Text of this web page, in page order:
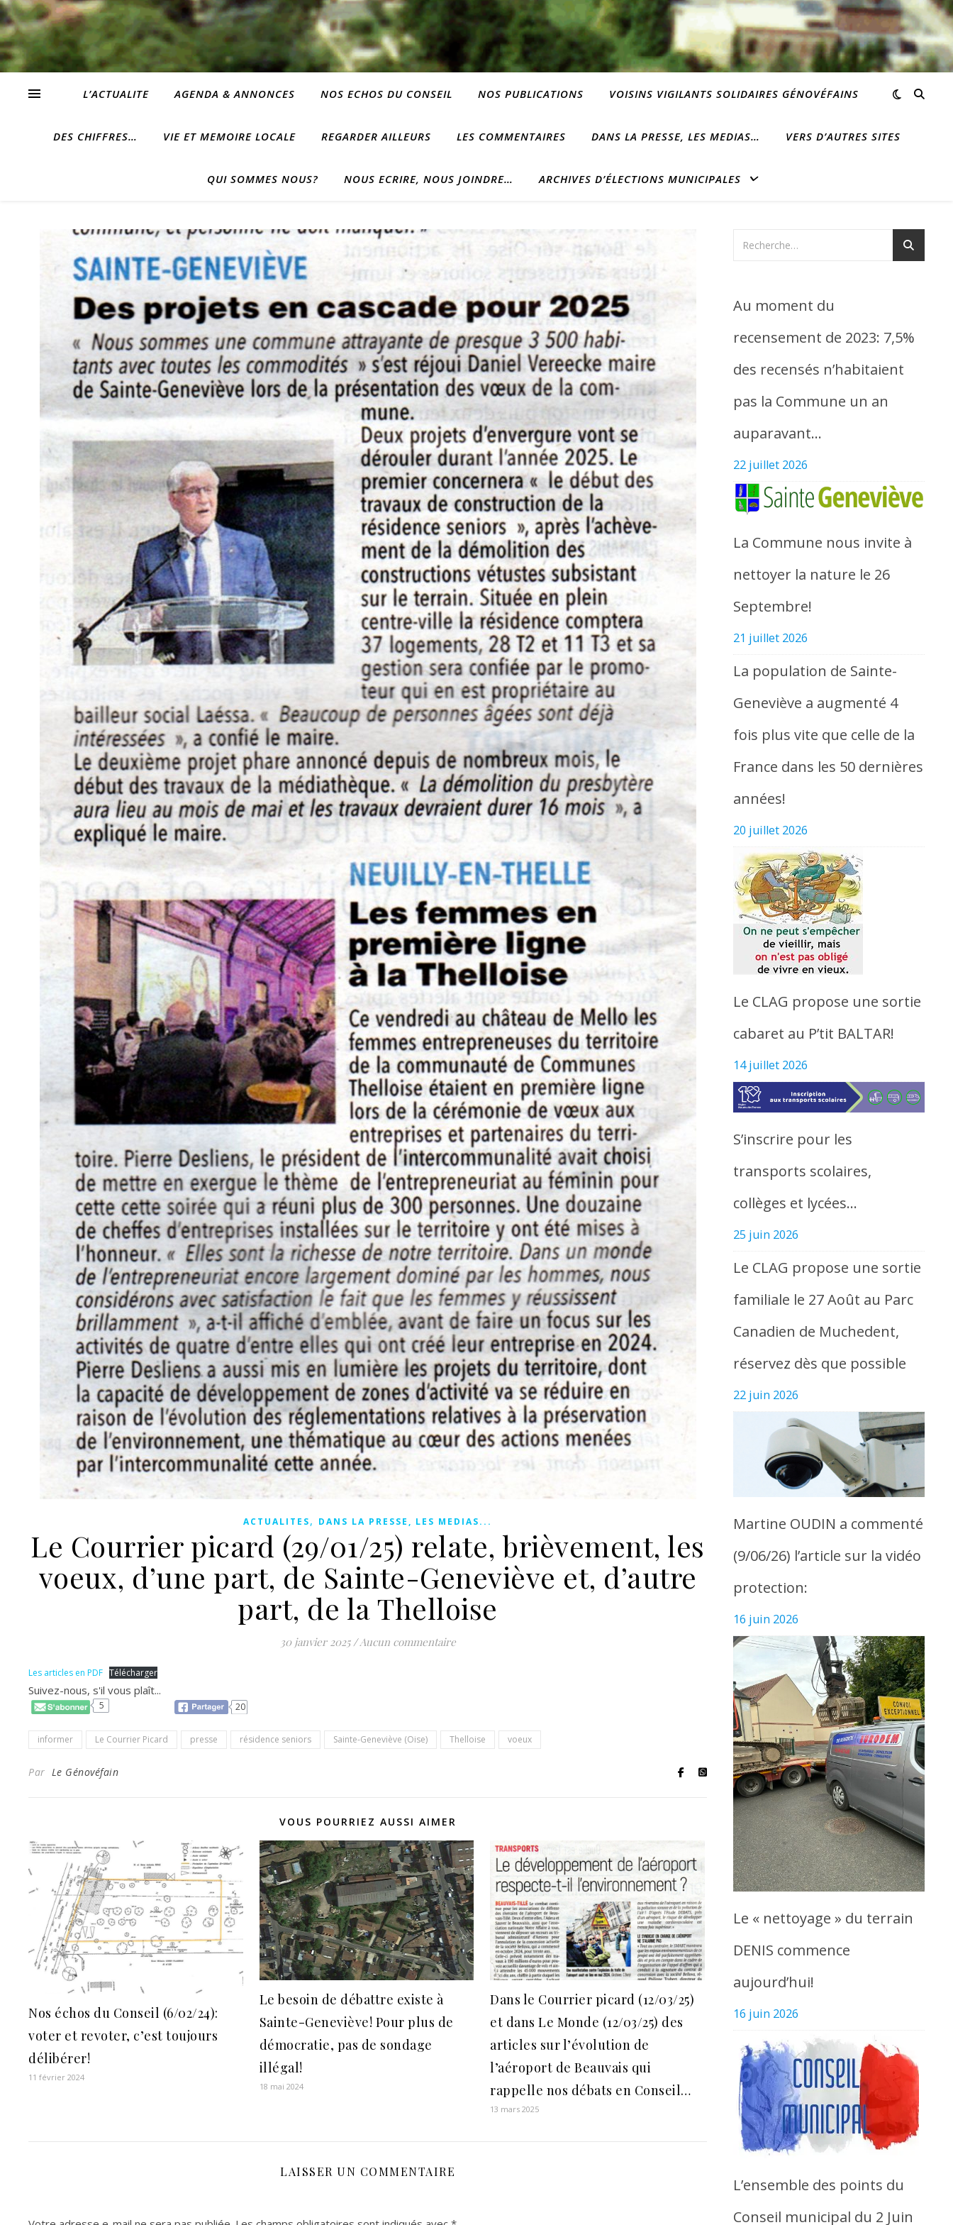
L’ACTUALITE AGENDA & ANNONCES NOS ECHOS DU CONSEIL NOS PUBLICATIONS VOISINS VIGILANTS SOLIDAIRES GÉNOVÉFAINS
DES CHIFFRES… VIE ET MEMOIRE LOCALE REGARDER AILLEURS LES COMMENTAIRES DANS LA PRESSE, LES MEDIAS… VERS D’AUTRES SITES
QUI SOMMES NOUS? NOUS ECRIRE, NOUS JOINDRE… ARCHIVES D’ÉLECTIONS MUNICIPALES
ACTUALITES, DANS LA PRESSE, LES MEDIAS...
Le Courrier picard (29/01/25) relate, brièvement, les
voeux, d’une part, de Sainte-Geneviève et, d’autre
part, de la Thelloise
30 janvier 2025 /Aucun commentaire
Les articles en PDF Télécharger
Suivez-nous, s'il vous plaît...
5 20
informer Le Courrier Picard presse résidence seniors Sainte-Geneviève (Oise) Thelloise voeux
Par Le Génovéfain
VOUS POURRIEZ AUSSI AIMER
Nos échos du Conseil (6/02/24):
voter et revoter, c’est toujours
délibérer!
11 février 2024
Le besoin de débattre existe à
Sainte-Geneviève! Pour plus de
démocratie, pas de sondage
illégal!
18 mai 2024
Dans le Courrier picard (12/03/25)
et dans Le Monde (12/03/25) des
articles sur l’évolution de
l’aéroport de Beauvais qui
rappelle nos débats en Conseil…
13 mars 2025
LAISSER UN COMMENTAIRE
Au moment du
recensement de 2023: 7,5%
des recensés n’habitaient
pas la Commune un an
auparavant…
22 juillet 2026
La Commune nous invite à
nettoyer la nature le 26
Septembre!
21 juillet 2026
La population de Sainte-
Geneviève a augmenté 4
fois plus vite que celle de la
France dans les 50 dernières
années!
20 juillet 2026
Le CLAG propose une sortie
cabaret au P’tit BALTAR!
14 juillet 2026
S’inscrire pour les
transports scolaires,
collèges et lycées…
25 juin 2026
Le CLAG propose une sortie
familiale le 27 Août au Parc
Canadien de Muchedent,
réservez dès que possible
22 juin 2026
Martine OUDIN a commenté
(9/06/26) l’article sur la vidéo
protection:
16 juin 2026
Le « nettoyage » du terrain
DENIS commence
aujourd’hui!
16 juin 2026
L’ensemble des points du
Conseil municipal du 2 Juin